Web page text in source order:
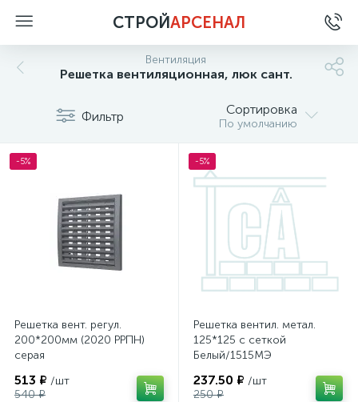
СТРОЙАРСЕНАЛ
Вентиляция
Решетка вентиляционная, люк сант.
Фильтр Сортировка
По умолчанию
-5%
Решетка вент. регул.
200*200мм (2020 РРПН)
серая
513 ₽ /шт
540 ₽
-5%
Решетка вентил. метал.
125*125 с сеткой
Белый/1515МЭ
237.50 ₽ /шт
250 ₽